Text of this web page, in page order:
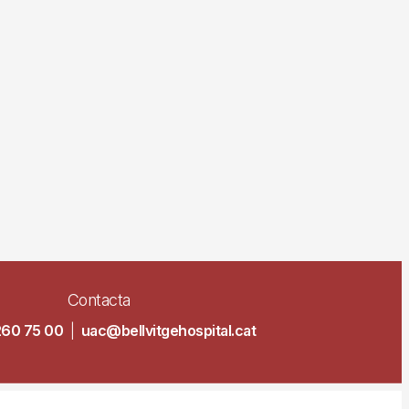
Contacta
75 00 uac@bellvitgehospital.cat